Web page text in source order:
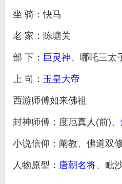
坐 骑：快马
老 家：陈塘关
部 下： 巨灵神、哪吒三太
上 司： 玉皇大帝
西游师傅如来佛祖
封神师傅：度厄真人(前)、
小说信仰：阐教、佛道双
人物原型： 唐朝名将、毗